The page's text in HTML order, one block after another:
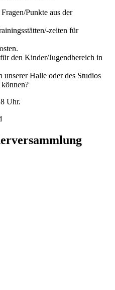
Punkte aus der
zeiten für
den Kinder/Jugendbereich in
unserer Halle oder des Studios
Uhr.